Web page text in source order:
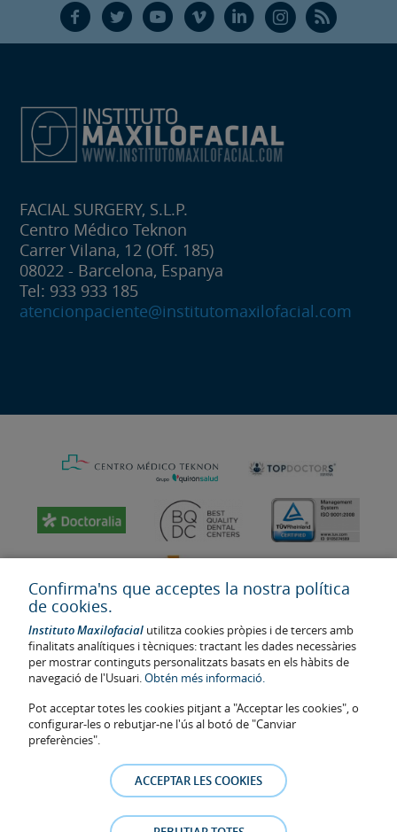
F T Y V L Ñ R
FACIAL SURGERY, S.L.P.
Centro Médico Teknon
Carrer Vilana, 12 (Off. 185)
08022 - Barcelona, Espanya
Tel: 933 933 185
atencionpaciente@institutomaxilofacial.com
Última actualització: 2023
Num. d'autorització de centre sanitari: E08646940
La informació present a la web no reemplaça sinó complementa la
relació metge-pacient. En cas de dubte, consulti amb el metge de
referència. Les fotos i els testimonis dels pacients identificables que
apareixen a la web estan publicades amb el seu consentiment i es
retiraran a qualsevol moment a petició dels pacients.
Confirma'ns que acceptes la nostra política
de cookies.
Instituto Maxilofacial utilitza cookies pròpies i de tercers amb
finalitats analítiques i tècniques: tractant les dades necessàries
per mostrar continguts personalitzats basats en els hàbits de
navegació de l'Usuari.Obtén més informació.
Pot acceptar totes les cookies pitjant a "Acceptar les cookies", o
configurar-les o rebutjar-ne l'ús al botó de "Canviar
preferències".
ACCEPTAR LES COOKIES